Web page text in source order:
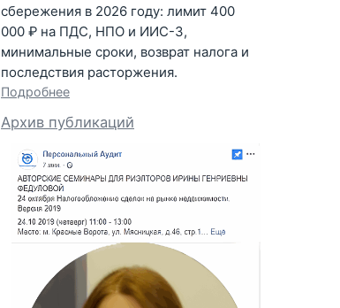
сбережения в 2026 году: лимит 400
000 ₽ на ПДС, НПО и ИИС-3,
минимальные сроки, возврат налога и
последствия расторжения.
Подробнее
Архив публикаций